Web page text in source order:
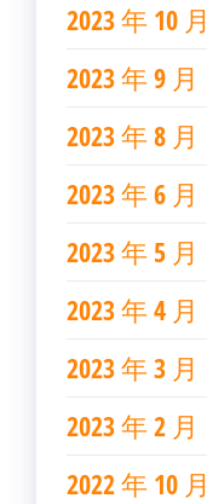
2023 年 10 月
2023 年 9 月
2023 年 8 月
2023 年 6 月
2023 年 5 月
2023 年 4 月
2023 年 3 月
2023 年 2 月
2022 年 10 月